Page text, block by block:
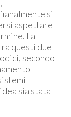
si
aspettare
La
questi due
secondo
sia stata